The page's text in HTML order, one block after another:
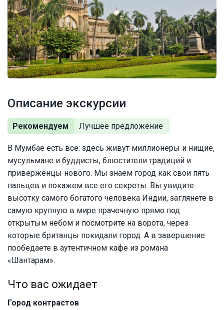
Описание экскурсии
Рекомендуем
В Мумбае есть все: здесь живут миллионеры и нищие,
мусульмане и буддисты, блюстители традиций и
приверженцы нового. Мы знаем город как свои пять
пальцев и покажем все его секреты. Вы увидите
высотку самого богатого человека Индии, заглянете в
самую крупную в мире прачечную прямо под
открытым небом и посмотрите на ворота, через
которые британцы покидали город. А в завершение
пообедаете в аутентичном кафе из романа
«Шантарам».
Что вас ожидает
Город контрастов